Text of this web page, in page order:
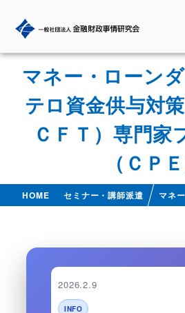
マネー・ローン
テロ資金供与対
ＣＦＴ）専門家
（ＣＰＥ
HOME セミナー・講師派遣 マネ
2026.2.9
INFO